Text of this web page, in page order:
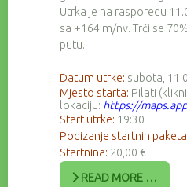
Utrka je na rasporedu
sa +164 m/nv. Trči se
putu.
Datum utrke: subota,
Mjesto starta: Pilati
lokaciju: https://
Start utrke: 19:30
Podizanje startnih
Startnina: 20,00 €
READ MORE …